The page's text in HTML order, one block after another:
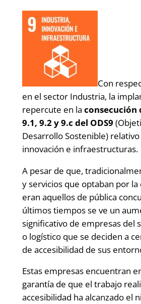
Con
en el sector Industria, la
repercute en la consecución
9.1, 9.2 y 9.c del ODS9
Desarrollo Sostenible)
innovación e infraestructuras.
A pesar de que,
y servicios que optaban por
eran aquellos de pública
últimos tiempos se ve un
significativo de empresas del
o logístico que se deciden a
de accesibilidad de sus
Estas empresas encuentran
garantía de que el trabajo
accesibilidad ha alcanzado el